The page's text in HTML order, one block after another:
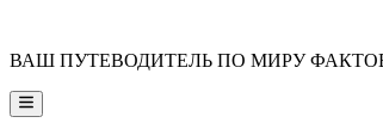
content
ВАШ ПУТЕВОДИТЕЛЬ ПО МИРУ
Main
Menu